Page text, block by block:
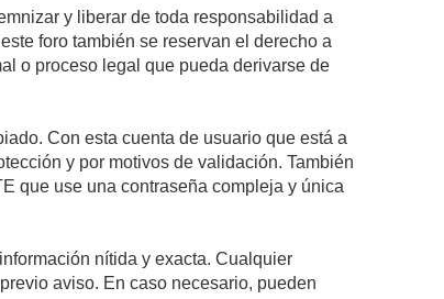
y liberar de toda responsabilidad a
foro también se reservan el derecho a
o proceso legal que pueda derivarse de
Con esta cuenta de usuario que está a
y por motivos de validación. También
que use una contraseña compleja y única
nítida y exacta. Cualquier
aviso. En caso necesario, pueden